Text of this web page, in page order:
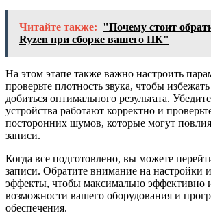
Читайте также: "Почему стоит
Ryzen при сборке вашего ПК"
На этом этапе также важно настроить
проверьте плотность звука, чтобы
добиться оптимального результата.
устройства работают корректно и
посторонних шумов, которые могут
записи.
Когда все подготовлено, вы можете
записи. Обратите внимание на настройки
эффекты, чтобы максимально эффективно
возможности вашего оборудования и
обеспечения.